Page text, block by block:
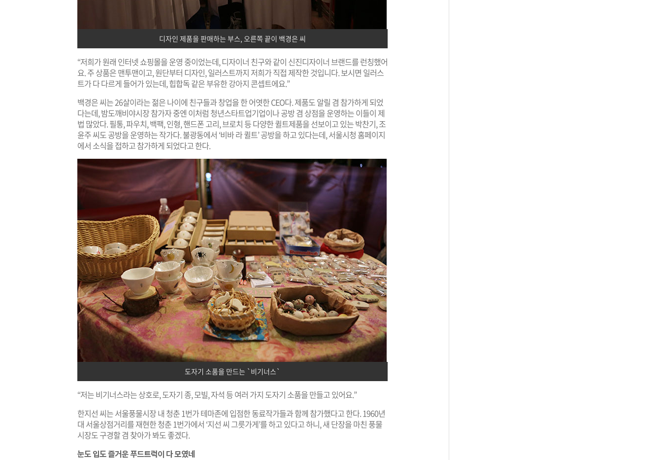
디자인 제품을 판매하는 부스, 오른쪽 끝이 백경은 씨
“저희가 원래 인터넷 쇼핑몰을 운영 중이었는데, 디자이너 친구와 같이 신진디자이너 브랜드를 런칭했어
요. 주 상품은 맨투맨이고, 원단부터 디자인, 일러스트까지 저희가 직접 제작한 것입니다. 보시면 일러스
트가 다 다르게 들어가 있는데, 힙합독 같은 부유한 강아지 콘셉트에요.”
백경은 씨는 26살이라는 젊은 나이에 친구들과 창업을 한 어엿한 CEO다. 제품도 알릴 겸 참가하게 되었
다는데, 밤도깨비야시장 참가자 중엔 이처럼 청년스타트업기업이나 공방 겸 상점을 운영하는 이들이 제
법 많았다. 필통, 파우치, 백팩, 인형, 핸드폰 고리, 브로치 등 다양한 퀼트제품을 선보이고 있는 박찬기, 조
윤주 씨도 공방을 운영하는 작가다. 불광동에서 ‘비바 라 퀼트’ 공방을 하고 있다는데, 서울시청 홈페이지
에서 소식을 접하고 참가하게 되었다고 한다.
도자기 소품을 만드는 `비기너스`
“저는 비기너스라는 상호로, 도자기 종, 모빌, 자석 등 여러 가지 도자기 소품을 만들고 있어요.”
한지선 씨는 서울풍물시장 내 청춘 1번가 테마존에 입점한 동료작가들과 함께 참가했다고 한다. 1960년
대 서울상점거리를 재현한 청춘 1번가에서 ‘지선 씨 그릇가게’를 하고 있다고 하니, 새 단장을 마친 풍물
시장도 구경할 겸 찾아가 봐도 좋겠다.
눈도 입도 즐거운 푸드트럭이 다 모였네